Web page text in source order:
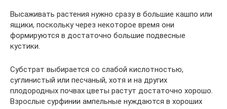
Высаживать растения нужно сразу в большие кашпо или
ящики, поскольку через некоторое время они
формируются в достаточно большие подвесные
кустики.
Субстрат выбирается со слабой кислотностью,
суглинистый или песчаный, хотя и на других
плодородных почвах цветы растут достаточно хорошо.
Взрослые сурфинии ампельные нуждаются в хороших